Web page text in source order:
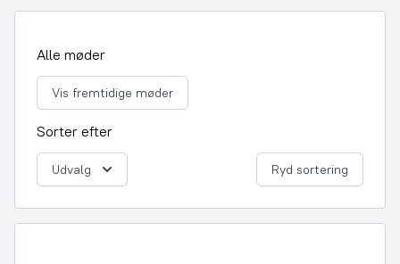
Alle møder
Vis fremtidige møder
Sorter efter
Udvalg Ryd sortering